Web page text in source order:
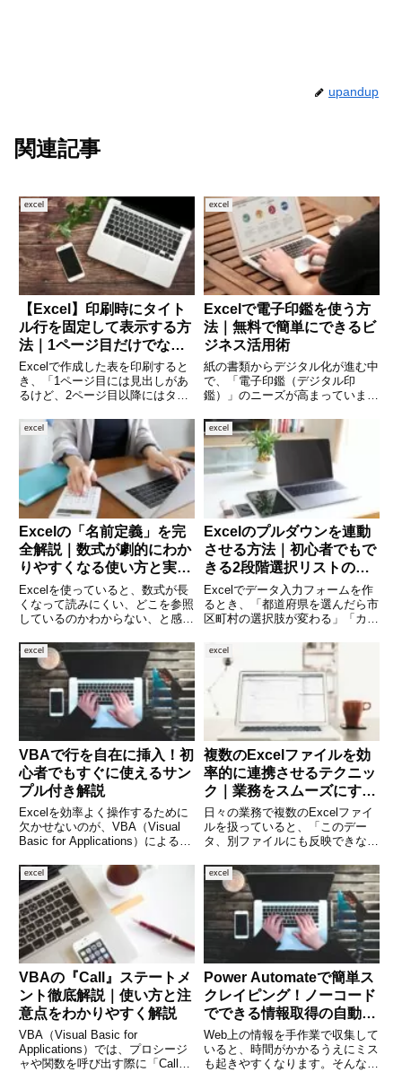
upandup
関連記事
excel
【Excel】印刷時にタイト
ル行を固定して表示する方
法｜1ページ目だけでなく
全ページに見出しを印刷す
る設定を解説
Excelで作成した表を印刷すると
き、「1ページ目には見出しがあ
るけど、2ページ目以降にはタイ
経験はありませんか。大量のデー
タを扱う資料では、各ページにタ
イトル行（見出し）を印刷してお
くと見やすくなり、相手にも
excel
Excelで電子印鑑を使う方
法｜無料で簡単にできるビ
ジネス活用術
紙の書類からデジタル化が進む中
で、「電子印鑑（デジタル印
鑑）」のニーズが高まっていま
管理している場合、わざわざ印刷
してハンコを押すのは非効率。そ
んなときに便利なのが、Excelに
直接「印鑑画像」を挿入して使
excel
Excelの「名前定義」を完
全解説｜数式が劇的にわか
りやすくなる使い方と実践
例
Excelを使っていると、数式が長
くなって読みにくい、どこを参照
しているのかわからない、と感じ
みを解決してくれるのが、Excel
の「名前定義（定義された名
前）」です。名前定義を使えば、
セルや範囲、数式にわかりや
excel
Excelのプルダウンを連動
させる方法｜初心者でもで
きる2段階選択リストの作
り方
Excelでデータ入力フォームを作
るとき、「都道府県を選んだら市
区町村の選択肢が変わる」「カテ
など、選択肢が自動で切り替わわ
る“連動プルダウン”があると非常
に便利です。入力ミスも減り、作
業効率が大幅にアップしま
excel
VBAで行を自在に挿入！初
心者でもすぐに使えるサン
プル付き解説
Excelを効率よく操作するために
欠かせないのが、VBA（Visual
Basic for Applications）による自
毎日のように行う作業のひとつで
すが、手作業では時間がかかりが
ち。この記事では、VBA
excel
複数のExcelファイルを効
率的に連携させるテクニッ
ク｜業務をスムーズにする
便利な活用法
日々の業務で複数のExcelファイ
ルを扱っていると、「このデー
タ、別ファイルにも反映できない
コピペしていて非効率…」と感じ
たことはありませんか？実は、
Excelにはファイル同士を連携さ
せる機能が備わっており、ち
excel
VBAの『Call』ステートメ
ント徹底解説｜使い方と注
意点をわかりやすく解説
VBA（Visual Basic for
Applications）では、プロシージ
ャや関数を呼び出す際に「Call」
excel
Power Automateで簡単ス
クレイピング！ノーコード
でできる情報取得の自動化
術
Web上の情報を手作業で収集して
いると、時間がかかるうえにミス
も起きやすくなります。そんなと